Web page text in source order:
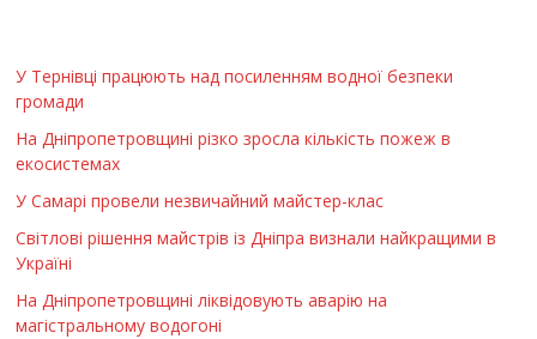
У Тернівці працюють над посиленням водної безпеки
громади
На Дніпропетровщині різко зросла кількість пожеж в
екосистемах
У Самарі провели незвичайний майстер-клас
Світлові рішення майстрів із Дніпра визнали найкращими в
Україні
На Дніпропетровщині ліквідовують аварію на
магістральному водогоні